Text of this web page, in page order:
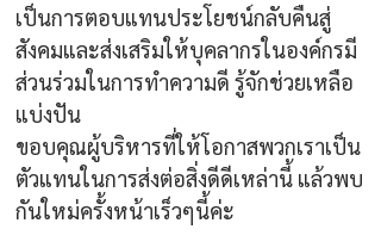
เป็นการตอบแทนประโยชน์กลับคืนสู่
สังคมและส่งเสริมให้บุคลากรในองค์กรมี
ส่วนร่วมในการทำความดี รู้จักช่วยเหลือ
แบ่งปัน
ขอบคุณผู้บริหารที่ให้โอกาสพวกเราเป็น
ตัวแทนในการส่งต่อสิ่งดีดีเหล่านี้ แล้วพบ
กันใหม่ครั้งหน้าเร็วๆนี้ค่ะ